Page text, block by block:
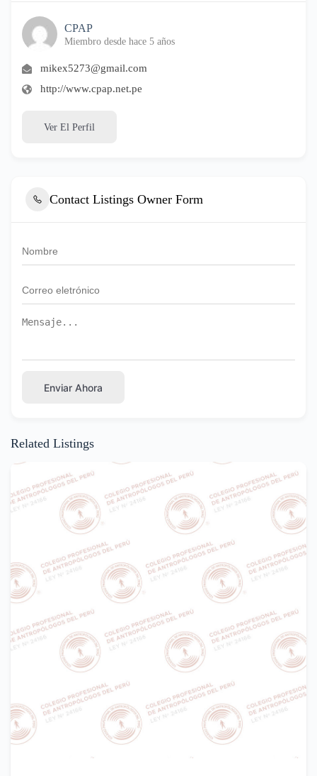
CPAP
Miembro desde hace 5 años
mikex5273@gmail.com
http://www.cpap.net.pe
Ver El Perfil
Contact Listings Owner Form
Enviar Ahora
Related Listings